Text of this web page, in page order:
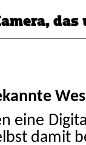
eine
damit